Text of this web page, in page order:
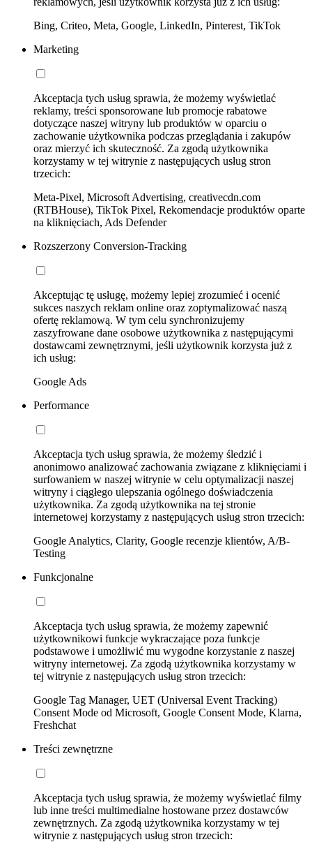
Bing, Criteo, Meta, Google, LinkedIn, Pinterest, TikTok
Marketing
Akceptacja tych usług sprawia, że możemy wyświetlać
reklamy, treści sponsorowane lub promocje rabatowe
dotyczące naszej witryny lub produktów w oparciu o
zachowanie użytkownika podczas przeglądania i zakupów
oraz mierzyć ich skuteczność. Za zgodą użytkownika
korzystamy w tej witrynie z następujących usług stron
trzecich:
Meta-Pixel, Microsoft Advertising, creativecdn.com
(RTBHouse), TikTok Pixel, Rekomendacje produktów oparte
na kliknięciach, Ads Defender
Rozszerzony Conversion-Tracking
Akceptując tę usługę, możemy lepiej zrozumieć i ocenić
sukces naszych reklam online oraz zoptymalizować naszą
ofertę reklamową. W tym celu synchronizujemy
zaszyfrowane dane osobowe użytkownika z następującymi
dostawcami zewnętrznymi, jeśli użytkownik korzysta już z
ich usług:
Google Ads
Performance
Akceptacja tych usług sprawia, że możemy śledzić i
anonimowo analizować zachowania związane z kliknięciami i
surfowaniem w naszej witrynie w celu optymalizacji naszej
witryny i ciągłego ulepszania ogólnego doświadczenia
użytkownika. Za zgodą użytkownika na tej stronie
internetowej korzystamy z następujących usług stron trzecich:
Google Analytics, Clarity, Google recenzje klientów, A/B-
Testing
Funkcjonalne
Akceptacja tych usług sprawia, że możemy zapewnić
użytkownikowi funkcje wykraczające poza funkcje
podstawowe i umożliwić mu wygodne korzystanie z naszej
witryny internetowej. Za zgodą użytkownika korzystamy w
tej witrynie z następujących usług stron trzecich:
Google Tag Manager, UET (Universal Event Tracking)
Consent Mode od Microsoft, Google Consent Mode, Klarna,
Freshchat
Treści zewnętrzne
Akceptacja tych usług sprawia, że możemy wyświetlać filmy
lub inne treści multimedialne hostowane przez dostawców
zewnętrznych. Za zgodą użytkownika korzystamy w tej
witrynie z następujących usług stron trzecich: